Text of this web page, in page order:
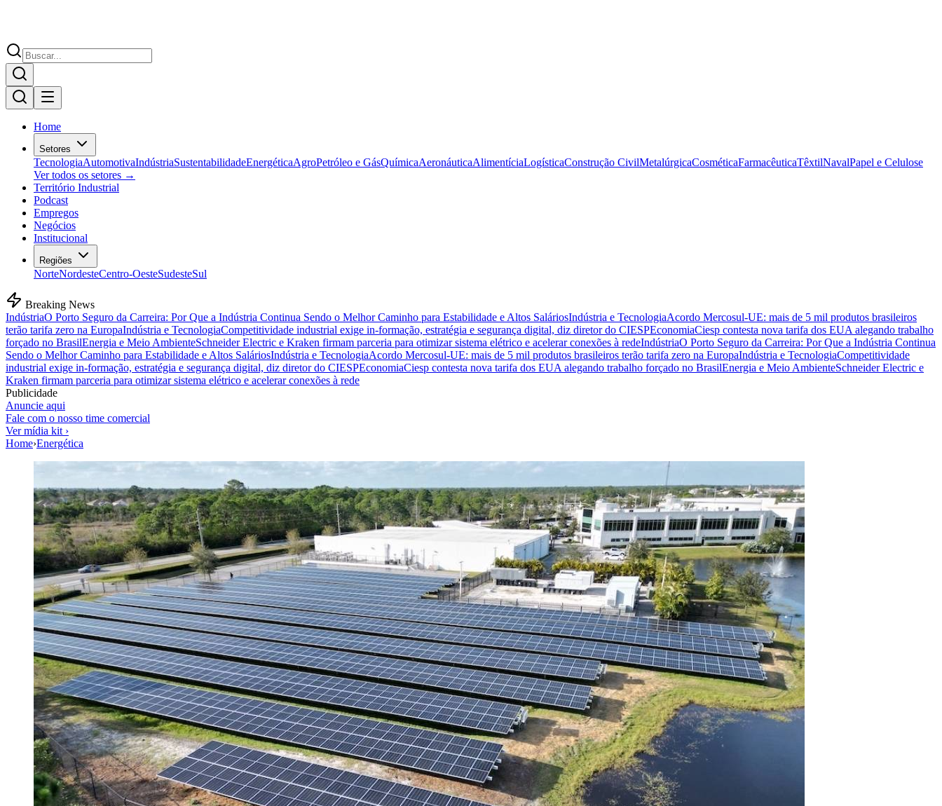
Home
Setores
TecnologiaAutomotivaIndústriaSustentabilidadeEnergéticaAgroPetróleo e GásQuímicaAeronáuticaAlimentíciaLogísticaConstrução CivilMetalúrgicaCosméticaFarmacêuticaTêxtilNavalPapel e Celulose
Ver todos os setores →
Território Industrial
Podcast
Empregos
Negócios
Institucional
Regiões
NorteNordesteCentro-OesteSudesteSul
Breaking News
IndústriaO Porto Seguro da Carreira: Por Que a Indústria Continua Sendo o Melhor Caminho para Estabilidade e Altos SaláriosIndústria e TecnologiaAcordo Mercosul-UE: mais de 5 mil produtos brasileiros
terão tarifa zero na EuropaIndústria e TecnologiaCompetitividade industrial exige in-formação, estratégia e segurança digital, diz diretor do CIESPEconomiaCiesp contesta nova tarifa dos EUA alegando trabalho
forçado no BrasilEnergia e Meio AmbienteSchneider Electric e Kraken firmam parceria para otimizar sistema elétrico e acelerar conexões à redeIndústriaO Porto Seguro da Carreira: Por Que a Indústria Continua
Sendo o Melhor Caminho para Estabilidade e Altos SaláriosIndústria e TecnologiaAcordo Mercosul-UE: mais de 5 mil produtos brasileiros terão tarifa zero na EuropaIndústria e TecnologiaCompetitividade
industrial exige in-formação, estratégia e segurança digital, diz diretor do CIESPEconomiaCiesp contesta nova tarifa dos EUA alegando trabalho forçado no BrasilEnergia e Meio AmbienteSchneider Electric e
Kraken firmam parceria para otimizar sistema elétrico e acelerar conexões à rede
Publicidade
Anuncie aqui
Fale com o nosso time comercial
Ver mídia kit ›
Home›Energética